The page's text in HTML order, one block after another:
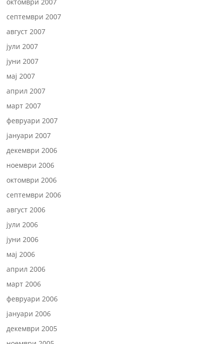
септември 2007
август 2007
јули 2007
јуни 2007
мај 2007
април 2007
март 2007
февруари 2007
јануари 2007
декември 2006
ноември 2006
октомври 2006
септември 2006
август 2006
јули 2006
јуни 2006
мај 2006
април 2006
март 2006
февруари 2006
јануари 2006
декември 2005